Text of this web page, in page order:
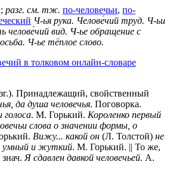
разг. см. тж. по-человечьи, по-
Ч-ья рука. Челове́чий труд. Ч-ьи
челове́чий вид. Ч-ье обращение с
Ч-ье тёплое слово.
в толковом онлайн-словаре
Принадлежащий, свойственный
да душа человечья. Поговорка.
голоса. М. Горький. Короленко первый
слова о значении формы, о
Вижу... какой он (Л. Толстой) не
умный и жуткий. М. Горький. || То же,
Я сдавлен давкой человечьей. А.